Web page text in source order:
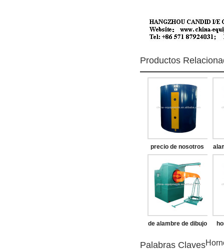
Productos
precio de nosotros
horno de recocido
de alambre de dibujo
Palabras Claves